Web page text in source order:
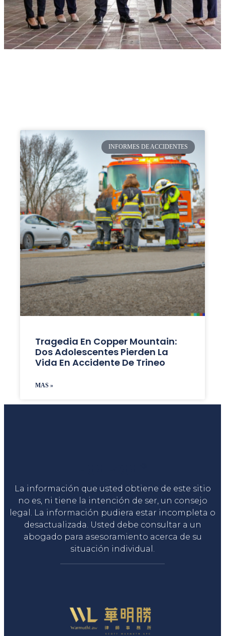
INFORMES DE ACCIDENTES
Tragedia En Copper Mountain:
Dos Adolescentes Pierden La
Vida En Accidente De Trineo
MAS »
La información que usted obtiene de este sitio
no es, ni tiene la intención de ser, un consejo
legal. La información pudiera estar incompleta o
desactualizada. Usted debe consultar a un
abogado para asesoramiento acerca de su
situación individual.